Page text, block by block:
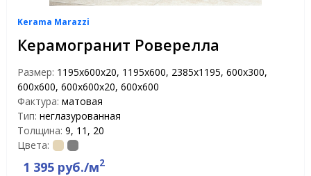
Kerama Marazzi
Керамогранит Роверелла
Размер: 1195x600x20, 1195х600, 2385х1195, 600x300,
600x600, 600x600x20, 600х600
Фактура: матовая
Тип: неглазурованная
Толщина: 9, 11, 20
Цвета:
1 395 руб./м2